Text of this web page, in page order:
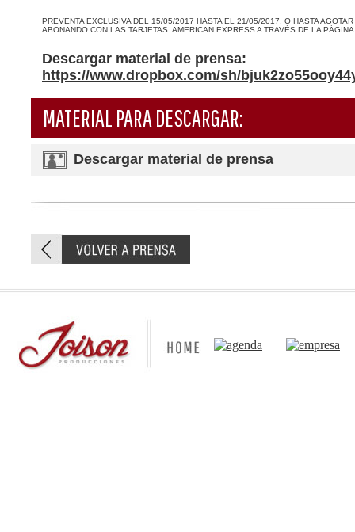
PREVENTA EXCLUSIVA DEL 15/05/2017 HASTA EL 21/05/2017, O HASTA
ABONANDO CON LAS TARJETAS AMERICAN EXPRESS A TRAVÉS DE LA
Descargar material de prensa:
https://www.dropbox.com/sh/
MATERIAL PARA DESCARGAR:
Descargar material de prensa